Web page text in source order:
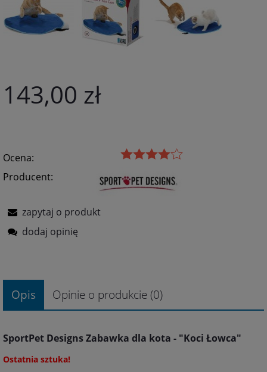
143,00 zł
Ocena:
Producent:
zapytaj o produkt
dodaj opinię
Opis Opinie o produkcie (0)
SportPet Designs Zabawka dla kota - "Koci Łowca"
Ostatnia sztuka!